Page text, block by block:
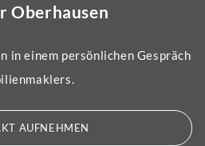
Oberhausen
in einem persönlichen Gespräch
AUFNEHMEN